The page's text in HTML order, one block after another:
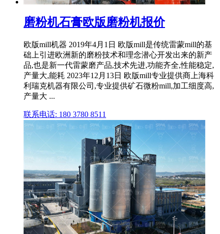
磨粉机石膏欧版磨粉机报价
欧版mill机器 2019年4月1日 欧版mill是传统雷蒙mill的基
础上引进欧洲新的磨粉技术和理念潜心开发出来的新产
品,也是新一代雷蒙磨产品,技术先进,功能齐全,性能稳定,
产量大,能耗 2023年12月13日 欧版mill专业提供商上海科
利瑞克机器有限公司,专业提供矿石微粉mill,加工细度高,
产量大 ...
联系电话: 180 3780 8511